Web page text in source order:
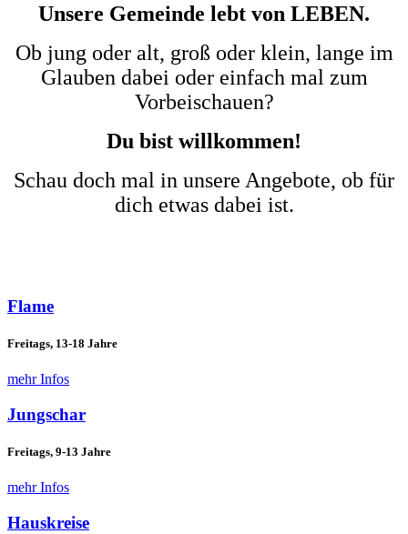
Unsere Gemeinde lebt von LEBEN.
Ob jung oder alt, groß oder klein, lange im
Glauben dabei oder einfach mal zum
Vorbeischauen?
Du bist willkommen!
Schau doch mal in unsere Angebote, ob für
dich etwas dabei ist.
Flame
Freitags, 13-18 Jahre
mehr Infos
Jungschar
Freitags, 9-13 Jahre
mehr Infos
Hauskreise